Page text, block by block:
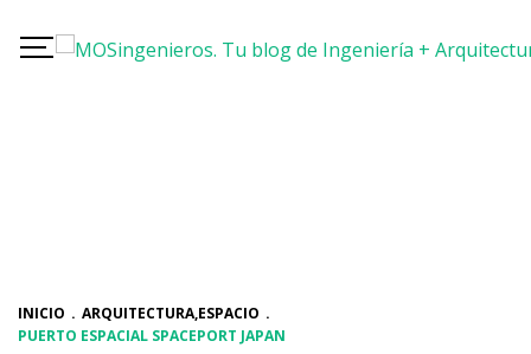
INICIO . ARQUITECTURA,ESPACIO .
PUERTO ESPACIAL SPACEPORT JAPAN